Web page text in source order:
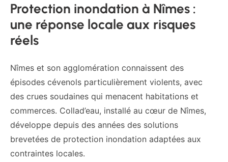
Protection inondation à Nîmes :
une réponse locale aux risques
réels
Nîmes et son agglomération connaissent des
épisodes cévenols particulièrement violents, avec
des crues soudaines qui menacent habitations et
commerces. Collad’eau, installé au cœur de Nîmes,
développe depuis des années des solutions
brevetées de protection inondation adaptées aux
contraintes locales.